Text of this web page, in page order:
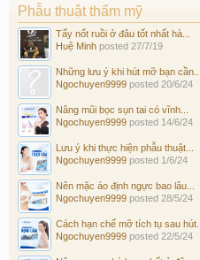
Phẫu thuật thẩm mỹ
Tẩy nốt ruồi ở đâu tốt nhất hà...
Huệ Minh posted 27/7/19
Những lưu ý khi hút mỡ bạn cần...
Ngochuyen9999 posted 20/6/24
Nâng mũi bọc sụn tai có vĩnh...
Ngochuyen9999 posted 14/6/24
Lưu ý khi thực hiện phẫu thuật...
Ngochuyen9999 posted 1/6/24
Nên mặc áo định ngực bao lâu...
Ngochuyen9999 posted 28/5/24
Cách hạn chế mỡ tích tụ sau hút...
Ngochuyen9999 posted 22/5/24